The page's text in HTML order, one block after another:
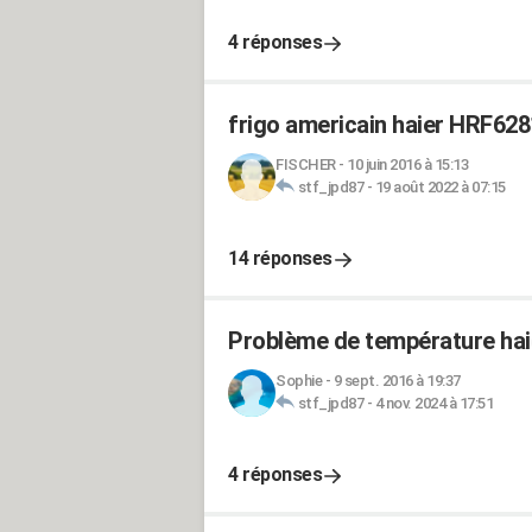
4 réponses
frigo americain haier
FISCHER- 10 juin 2016 à 15:13
stf_jpd87- 19 août 2022 à 07:15
14 réponses
Problème de température
Sophie- 9 sept. 2016 à 19:37
stf_jpd87- 4 nov. 2024 à 17:51
4 réponses